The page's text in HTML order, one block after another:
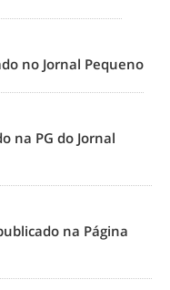
no Jornal Pequeno
na PG do Jornal
na Página